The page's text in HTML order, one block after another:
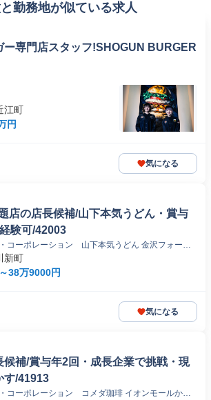
勤務地が似ている求人
ー専門店スタッフ!SHOGUN BURGER
江町
円
気になる
店の店長候補/山下本気うどん・賞与
験可/42003
コーポレーション 山下本気うどん 金沢フォーラ
新町
38万9000円
気になる
候補/賞与年2回・成長企業で挑戦・現
す/41913
コーポレーション コメダ珈琲 イオンモールかほ